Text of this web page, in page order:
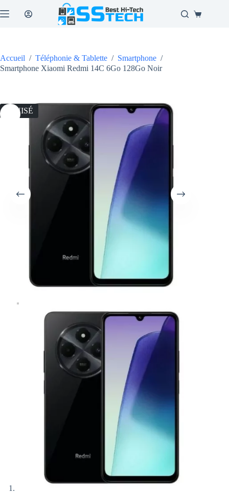
au
Panier
Accueil / Téléphonie & Tablette / Smartphone /
Smartphone Xiaomi Redmi 14C 6Go 128Go Noir
ÉPUISÉ